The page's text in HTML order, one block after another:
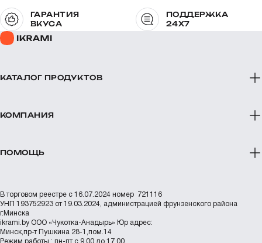
ГАРАНТИЯ
ВКУСА
ПОДДЕРЖКА
24X7
КАТАЛОГ ПРОДУКТОВ
КОМПАНИЯ
ПОМОЩЬ
В торговом реестре с 16.07.2024 номер 721116
УНП 193752923 от 19.03.2024, администрацией фрунзенского района
г.Минска
ikrami.by ООО «Чукотка-Анадырь» Юр адрес:
Минск,пр-т Пушкина 28-1,пом.14